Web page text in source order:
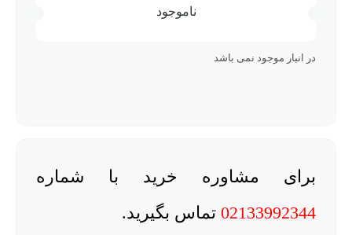
ناموجود
در انبار موجود نمی باشد
برای مشاوره خرید با شماره
02133992344 تماس بگیرید.